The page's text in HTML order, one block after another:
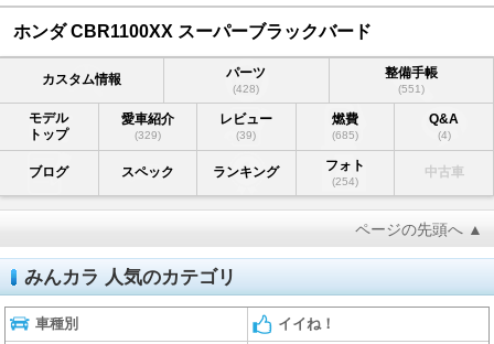
ホンダ CBR1100XX スーパーブラックバード
カスタム情報 パーツ
(428)
整備手帳
(551)
モデル
トップ
愛車紹介
(329)
レビュー
(39)
燃費
(685)
Q&A
(4)
ブログ スペック ランキング フォト
(254)
中古車
ページの先頭へ ▲
みんカラ 人気のカテゴリ
車種別 イイね！